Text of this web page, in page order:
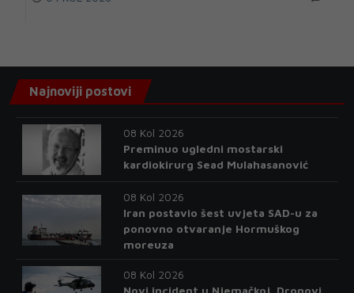
Najnoviji postovi
08 Kol 2026
Preminuo ugledni mostarski
kardiokirurg Sead Mulahasanović
08 Kol 2026
Iran postavio šest uvjeta SAD-u za
ponovno otvaranje Hormuškog
moreuza
08 Kol 2026
Novi incident u Njemačkoj. Dronovi